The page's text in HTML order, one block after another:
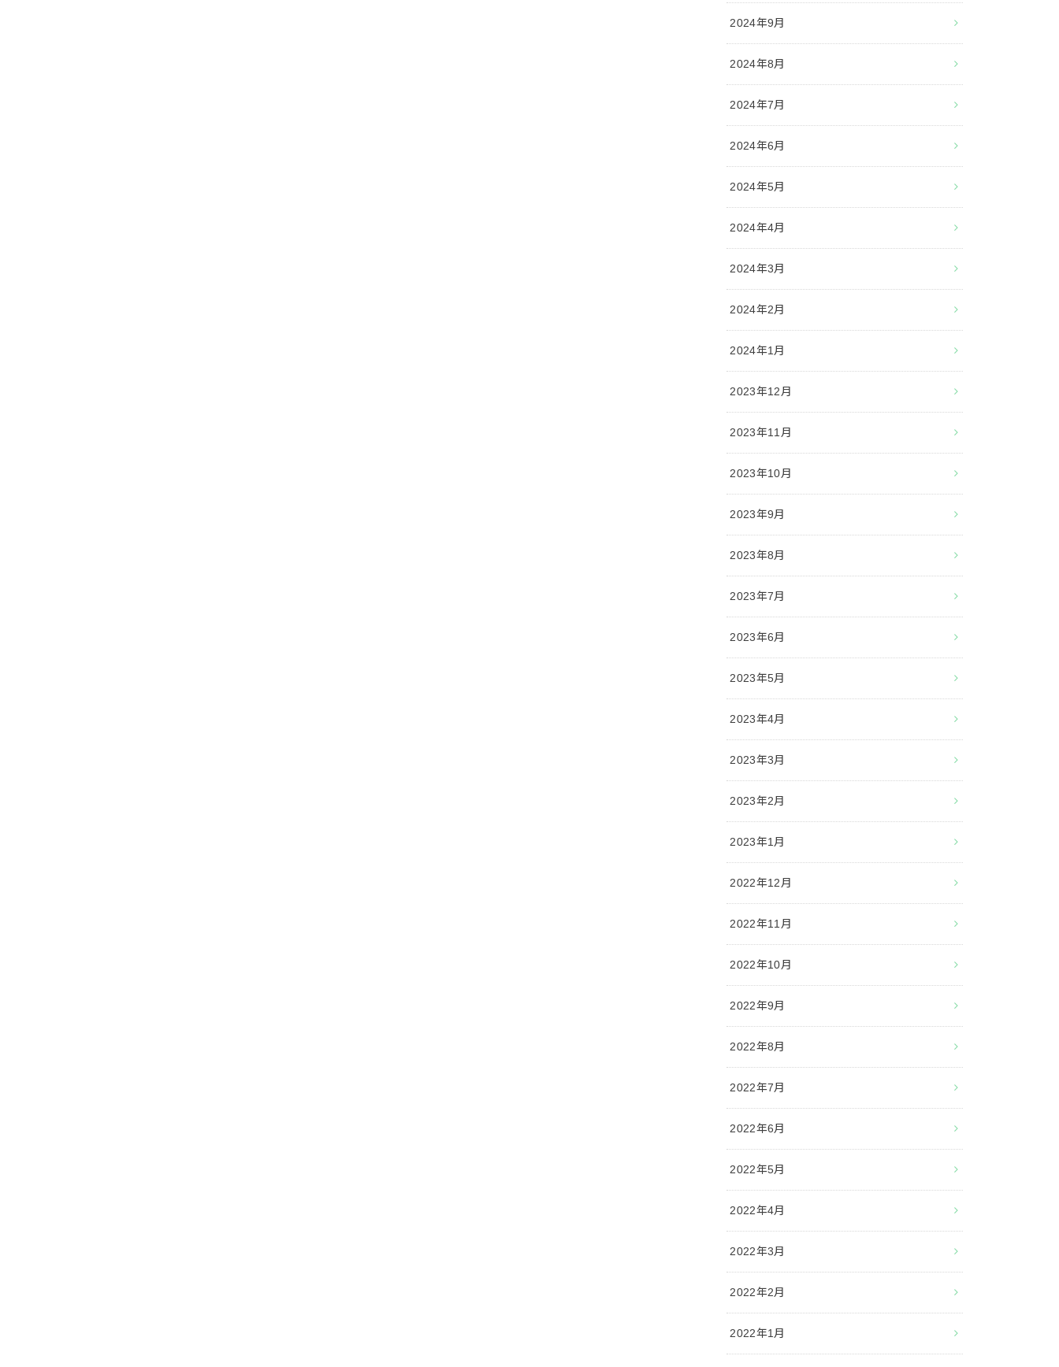
2024年9月
2024年8月
2024年7月
2024年6月
2024年5月
2024年4月
2024年3月
2024年2月
2024年1月
2023年12月
2023年11月
2023年10月
2023年9月
2023年8月
2023年7月
2023年6月
2023年5月
2023年4月
2023年3月
2023年2月
2023年1月
2022年12月
2022年11月
2022年10月
2022年9月
2022年8月
2022年7月
2022年6月
2022年5月
2022年4月
2022年3月
2022年2月
2022年1月